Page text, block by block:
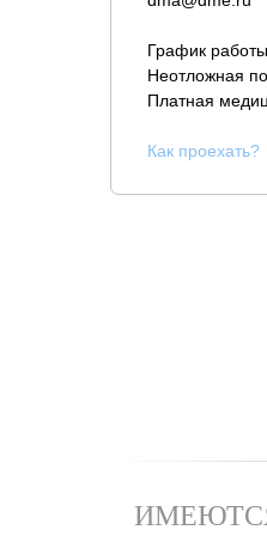
График
Неотложная
Платная
Как проехать?